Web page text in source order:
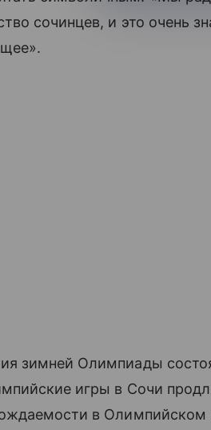
сочинцев, и это очень
зимней Олимпиады
игры в Сочи
в Олимпийском